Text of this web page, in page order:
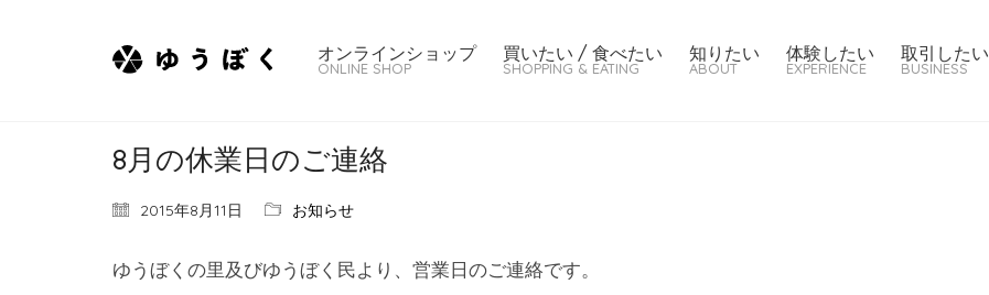
オンラインショップ
ONLINE SHOP
買いたい / 食べたい
SHOPPING & EATING
知りたい
ABOUT
体験したい
EXPERIENCE
取引したい
BUSINESS
8月の休業日のご連絡
2015年8月11日 お知らせ
ゆうぼくの里及びゆうぼく民より、営業日のご連絡です。